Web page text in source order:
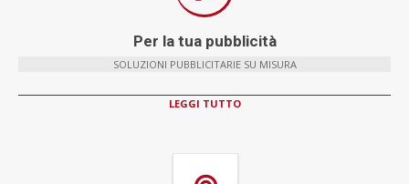
Per la tua pubblicità
SOLUZIONI PUBBLICITARIE SU MISURA
LEGGI TUTTO